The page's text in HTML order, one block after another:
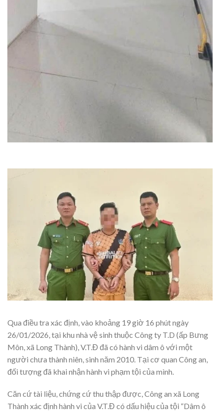
Qua điều tra xác định, vào khoảng 19 giờ 16 phút ngày
26/01/2026, tại khu nhà vệ sinh thuộc Công ty T.D (ấp Bưng
Môn, xã Long Thành), V.T.Đ đã có hành vi dâm ô với một
người chưa thành niên, sinh năm 2010. Tại cơ quan Công an,
đối tượng đã khai nhận hành vi phạm tội của mình.
Căn cứ tài liệu, chứng cứ thu thập được, Công an xã Long
Thành xác định hành vi của V.T.Đ có dấu hiệu của tội “Dâm ô